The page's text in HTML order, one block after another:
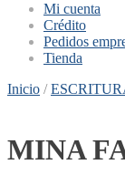
Mi cuenta
Crédito
Pedidos
Tienda
Inicio /
MINA